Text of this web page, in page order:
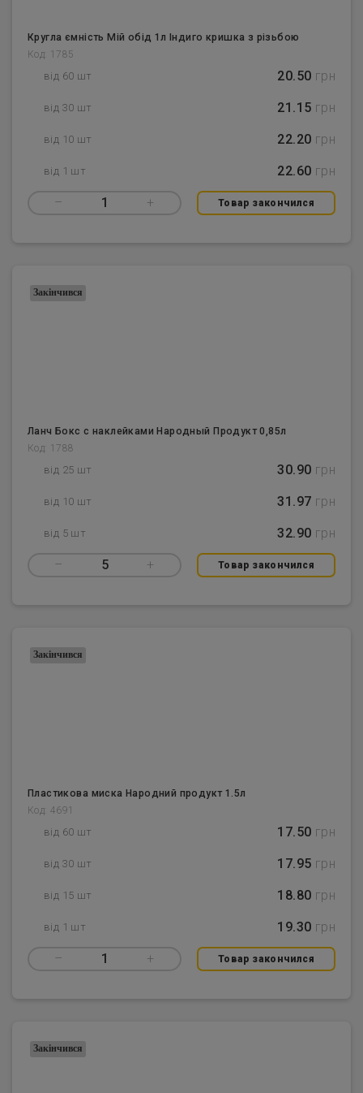
Кругла ємність Мій обід 1л Індиго кришка з різьбою
Код: 1785
від 60 шт 20.50 грн
від 30 шт 21.15 грн
від 10 шт 22.20 грн
від 1 шт 22.60 грн
– 1 + Товар закончился
Ланч Бокс с наклейками Народный Продукт 0,85л
Код: 1788
від 25 шт 30.90 грн
від 10 шт 31.97 грн
від 5 шт 32.90 грн
– 5 + Товар закончился
Закінчився
Пластикова миска Народний продукт 1.5л
Код: 4691
від 60 шт 17.50 грн
від 30 шт 17.95 грн
від 15 шт 18.80 грн
від 1 шт 19.30 грн
– 1 + Товар закончился
Закінчився
Закінчився